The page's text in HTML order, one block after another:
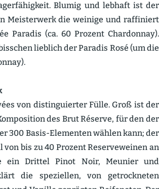
Blumig und lebhaft ist der
Meisterwerk die weinige und raffi­niert
Paradis (ca. 60 Prozent Chardonnay).
lieblich der Paradis Rosé (um die
von distin­gu­ierter Fülle. Groß ist der
des Brut Réserve, für den der
300 Basis-Elementen wählen kann; der
bis zu 40 Prozent Reser­ve­weinen an
ein Drittel Pinot Noir, Meunier und
die spezi­ellen, von getrock­neten